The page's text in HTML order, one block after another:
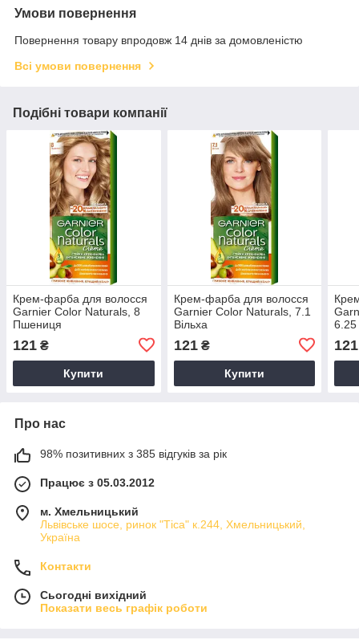
Умови повернення
Повернення товару впродовж 14 днів за домовленістю
Всі умови повернення
Подібні товари компанії
Крем-фарба для волосся
Garnier Color Naturals, 8
Пшениця
121 ₴
Купити
Крем-фарба для волосся
Garnier Color Naturals, 7.1
Вільха
121₴
Купити
121
Про нас
98% позитивних з 385 відгуків за рік
Працює з 05.03.2012
м. Хмельницький
Львівське шосе, ринок "Тіса" к.244, Хмельницький,
Україна
Контакти
Сьогодні вихідний
Показати весь графік роботи